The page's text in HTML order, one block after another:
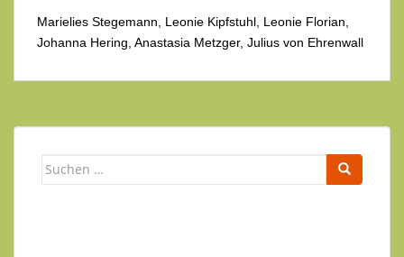
Marielies Stegemann, Leonie Kipfstuhl, Leonie Florian,
Johanna Hering, Anastasia Metzger, Julius von Ehrenwall
Suchen